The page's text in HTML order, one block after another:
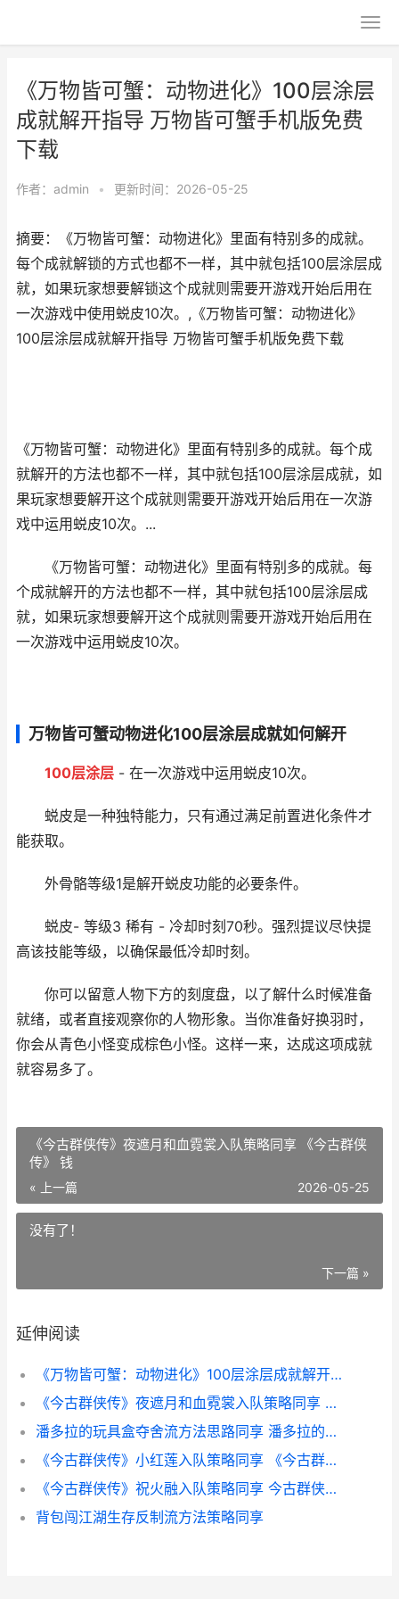
《万物皆可蟹：动物进化》100层涂层
成就解开指导 万物皆可蟹手机版免费
下载
作者： admin • 更新时间：2026-05-25
摘要：《万物皆可蟹：动物进化》里面有特别多的成就。
每个成就解锁的方式也都不一样，其中就包括100层涂层成
就，如果玩家想要解锁这个成就则需要开游戏开始后用在
一次游戏中使用蜕皮10次。,《万物皆可蟹：动物进化》
100层涂层成就解开指导 万物皆可蟹手机版免费下载
《万物皆可蟹：动物进化》里面有特别多的成就。每个成
就解开的方法也都不一样，其中就包括100层涂层成就，如
果玩家想要解开这个成就则需要开游戏开始后用在一次游
戏中运用蜕皮10次。...
《万物皆可蟹：动物进化》里面有特别多的成就。每
个成就解开的方法也都不一样，其中就包括100层涂层成
就，如果玩家想要解开这个成就则需要开游戏开始后用在
一次游戏中运用蜕皮10次。
万物皆可蟹动物进化100层涂层成就如何解开
100层涂层- 在一次游戏中运用蜕皮10次。
蜕皮是一种独特能力，只有通过满足前置进化条件才
能获取。
外骨骼等级1是解开蜕皮功能的必要条件。
蜕皮- 等级3 稀有 - 冷却时刻70秒。强烈提议尽快提
高该技能等级，以确保最低冷却时刻。
你可以留意人物下方的刻度盘，以了解什么时候准备
就绪，或者直接观察你的人物形象。当你准备好换羽时，
你会从青色小怪变成棕色小怪。这样一来，达成这项成就
就容易多了。
《今古群侠传》夜遮月和血霓裳入队策略同享 《今古群侠
传》 钱
« 上一篇 2026-05-25
没有了！
下一篇 »
延伸阅读
《万物皆可蟹：动物进化》100层涂层成就解开指导 万物皆可蟹手机版免费下载
《今古群侠传》夜遮月和血霓裳入队策略同享 《今古群侠传》 钱
潘多拉的玩具盒夺舍流方法思路同享 潘多拉的玩具盒 作弊
《今古群侠传》小红莲入队策略同享 《今古群侠传》新角色加点推荐
《今古群侠传》祝火融入队策略同享 今古群侠传吧
背包闯江湖生存反制流方法策略同享